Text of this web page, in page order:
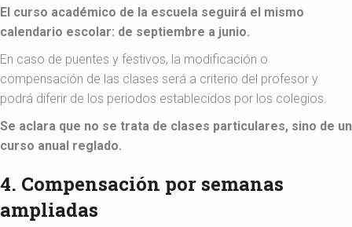
El curso académico de la escuela seguirá el mismo
calendario escolar: de septiembre a junio.
En caso de puentes y festivos, la modificación o
compensación de las clases será a criterio del profesor y
podrá diferir de los periodos establecidos por los colegios.
Se aclara que no se trata de clases particulares, sino de un
curso anual reglado.
4. Compensación por semanas
ampliadas